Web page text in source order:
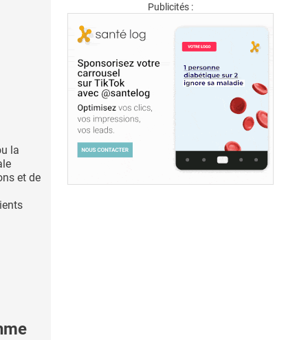
la
et de
Publicités :